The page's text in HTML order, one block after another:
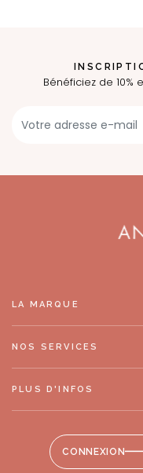
Bénéficiez de 10%
CONNEXION
LA MARQUE
NOS SERVICES
PLUS D'INFOS